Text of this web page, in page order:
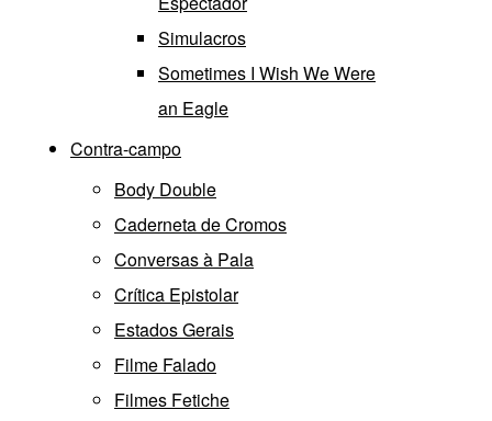
Simulacros
Sometimes I Wish We Were
an Eagle
Contra-campo
Body Double
Caderneta de Cromos
Conversas à Pala
Crítica Epistolar
Estados Gerais
Filme Falado
Filmes Fetiche